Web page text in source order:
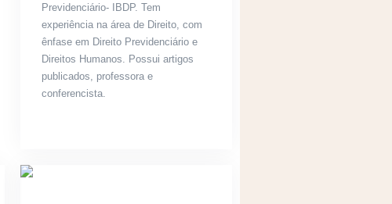
Previdenciário- IBDP. Tem
experiência na área de Direito, com
ênfase em Direito Previdenciário e
Direitos Humanos. Possui artigos
publicados, professora e
conferencista.